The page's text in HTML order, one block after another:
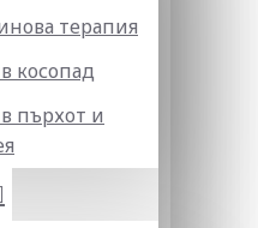
терапия
косопад
пърхот и